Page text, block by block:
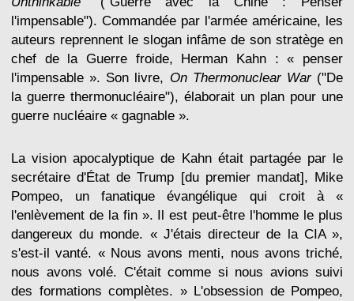
l'impensable"). Commandée par l'armée américaine, les
auteurs reprennent le slogan infâme de son stratège en
chef de la Guerre froide, Herman Kahn : « penser
l'impensable ». Son livre, On Thermonuclear War("De
la guerre thermonucléaire"), élaborait un plan pour une
guerre nucléaire « gagnable ».
La vision apocalyptique de Kahn était partagée par le
secrétaire d'État de Trump [du premier mandat], Mike
Pompeo, un fanatique évangélique qui croit à «
l'enlèvement de la fin ». Il est peut-être l'homme le plus
dangereux du monde. « J'étais directeur de la CIA »,
s'est-il vanté. « Nous avons menti, nous avons triché,
nous avons volé. C'était comme si nous avions suivi
des formations complètes. » L'obsession de Pompeo,